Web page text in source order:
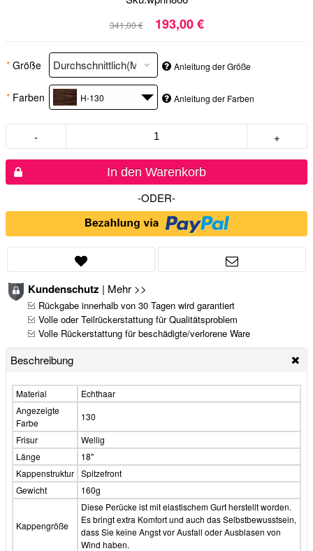
341,00 € 193,00 €
* Größe Anleitung der Größe
* Farben H-130 Anleitung der Farben
- +
In den Warenkorb
-ODER-
Kundenschutz | Mehr >>
Rückgabe innerhalb von 30 Tagen wird garantiert
Volle oder Teilrückerstattung für Qualitätsproblem
Volle Rückerstattung für beschädigte/verlorene Ware
Beschreibung
Material
Echthaar
Angezeigte
Farbe
130
Frisur
Wellig
Länge
18"
Kappenstruktur Spitzefront
Gewicht
160g
Kappengröße
Diese Perücke ist mit elastischem Gurt herstellt worden.
Es bringt extra Komfort und auch das Selbstbewusstsein,
dass Sie keine Angst vor Ausfall oder Ausblasen von
Wind haben.